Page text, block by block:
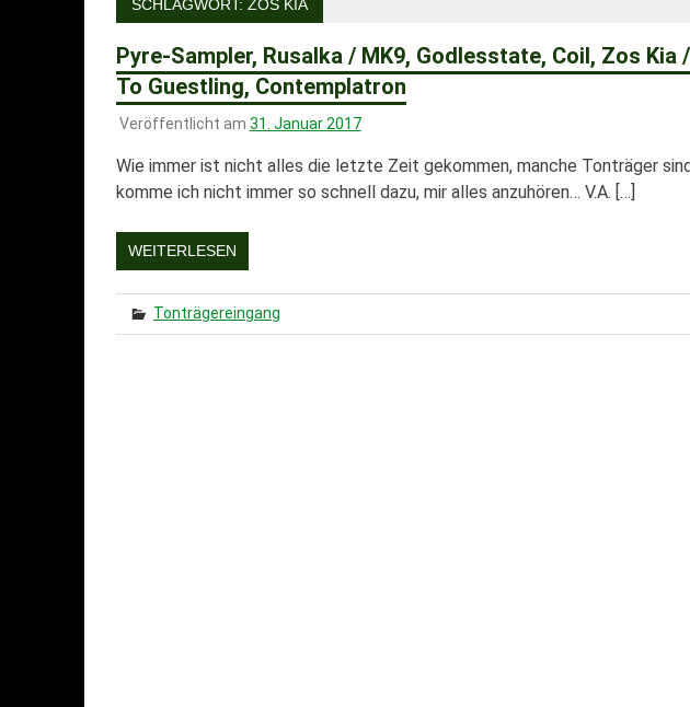
SCHLAGWORT: ZOS KIA
Pyre-Sampler, Rusalka / MK9, Godlesstate, Coil, Zos
To Guestling, Contemplatron
Veröffentlicht am 31. Januar 2017
Wie immer ist nicht alles die letzte Zeit gekommen, manche Tonträger
komme ich nicht immer so schnell dazu, mir alles anzuhören… V.A. […]
WEITERLESEN
Tonträgereingang